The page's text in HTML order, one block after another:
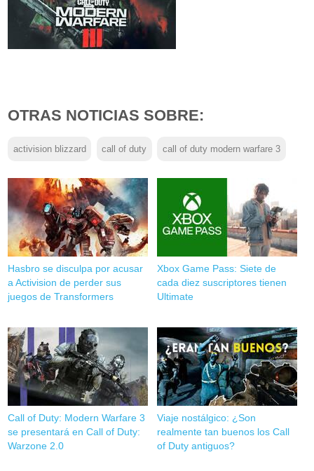
OTRAS NOTICIAS SOBRE:
activision blizzard call of duty call of duty modern warfare 3
Hasbro se disculpa por acusar
a Activision de perder sus
juegos de Transformers
Xbox Game Pass: Siete de
cada diez suscriptores tienen
Ultimate
Call of Duty: Modern Warfare 3
se presentará en Call of Duty:
Warzone 2.0
Viaje nostálgico: ¿Son
realmente tan buenos los Call
of Duty antiguos?